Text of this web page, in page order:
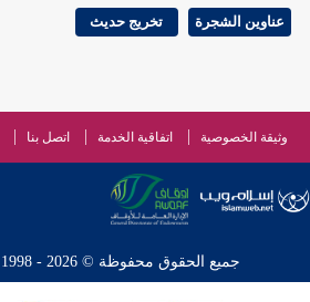
عناوين الشجرة تخريج حديث
وثيقة الخصوصية اتفاقية الخدمة اتصل بنا
جميع الحقوق محفوظة © 2026 - 1998 لشبكة إسلام ويب